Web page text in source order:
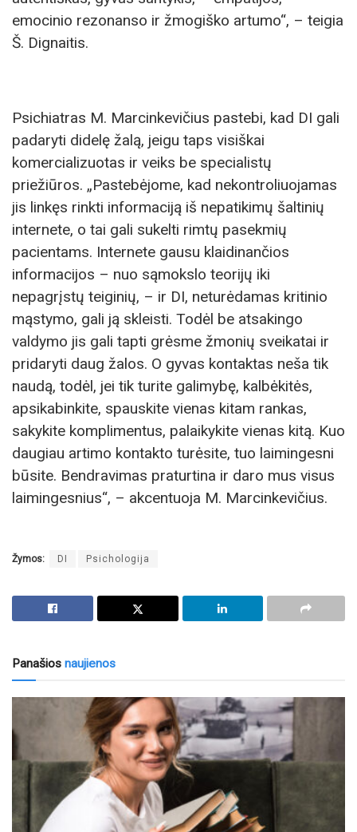
emocinio rezonanso ir žmogiško artumo“, – teigia
Š. Dignaitis.
Psichiatras M. Marcinkevičius pastebi, kad DI gali
padaryti didelę žalą, jeigu taps visiškai
komercializuotas ir veiks be specialistų
priežiūros. „Pastebėjome, kad nekontroliuojamas
jis linkęs rinkti informaciją iš nepatikimų šaltinių
internete, o tai gali sukelti rimtų pasekmių
pacientams. Internete gausu klaidinančios
informacijos – nuo sąmokslo teorijų iki
nepagrįstų teiginių, – ir DI, neturėdamas kritinio
mąstymo, gali ją skleisti. Todėl be atsakingo
valdymo jis gali tapti grėsme žmonių sveikatai ir
pridaryti daug žalos. O gyvas kontaktas neša tik
naudą, todėl, jei tik turite galimybę, kalbėkitės,
apsikabinkite, spauskite vienas kitam rankas,
sakykite komplimentus, palaikykite vienas kitą. Kuo
daugiau artimo kontakto turėsite, tuo laimingesni
būsite. Bendravimas praturtina ir daro mus visus
laimingesnius“, – akcentuoja M. Marcinkevičius.
Žymos: DI Psichologija
Panašios naujienos